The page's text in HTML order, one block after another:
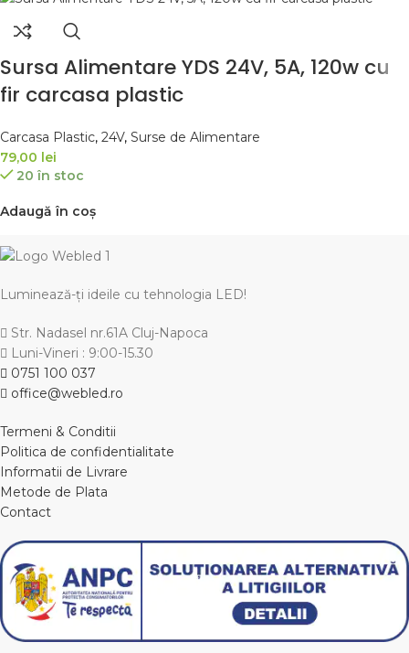
Sursa Alimentare YDS 24V, 5A, 120w cu
fir carcasa plastic
Carcasa Plastic, 24V, Surse de Alimentare
79,00 lei
20 în stoc
Adaugă în coș
Luminează-ți ideile cu tehnologia LED!
Str. Nadasel nr.61A Cluj-Napoca
Luni-Vineri : 9:00-15.30
0751 100 037
office@webled.ro
Termeni & Conditii
Politica de confidentialitate
Informatii de Livrare
Metode de Plata
Contact